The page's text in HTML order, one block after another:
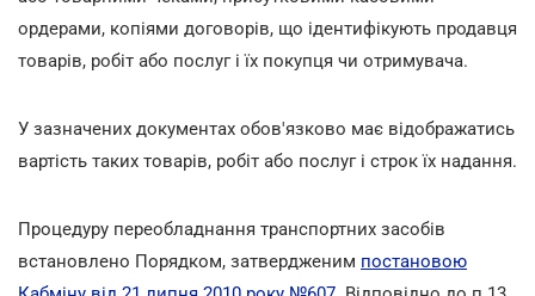
ордерами, копіями договорів, що ідентифікують продавця
товарів, робіт або послуг і їх покупця чи отримувача.
У зазначених документах обов'язково має відображатись
вартість таких товарів, робіт або послуг і строк їх надання.
Процедуру переобладнання транспортних засобів
встановлено Порядком, затвердженим постановою